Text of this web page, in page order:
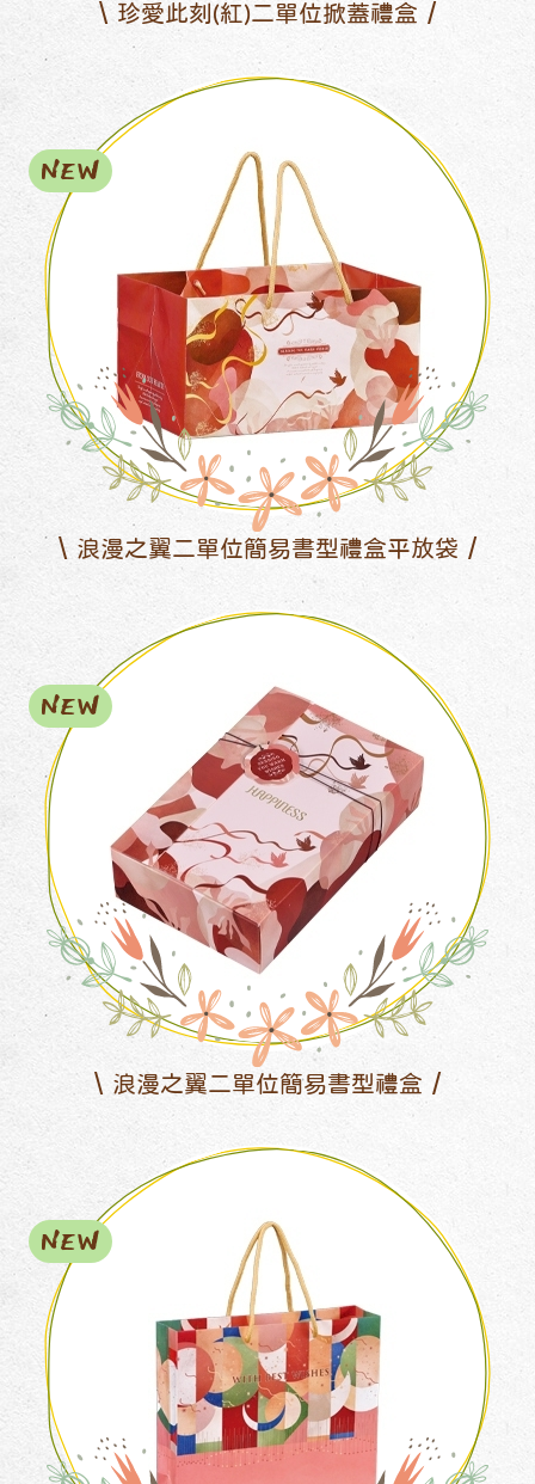
珍愛此刻(紅)二單位掀蓋禮盒
浪漫之翼二單位簡易書型禮盒平放袋
NEW
浪漫之翼二單位簡易書型禮盒
NEW
NEW